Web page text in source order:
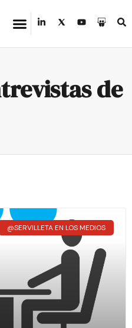
de
@SERVILLETA EN LOS MEDIOS